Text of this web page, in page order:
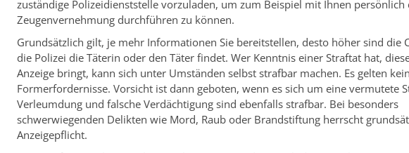
zuständige Polizeidienststelle vorzuladen, um zum Beispiel mit Ihnen persönlich
Zeugenvernehmung durchführen zu können.
Grundsätzlich gilt, je mehr Informationen Sie bereitstellen, desto höher sind die
die Polizei die Täterin oder den Täter findet. Wer Kenntnis einer Straftat hat,
Anzeige bringt, kann sich unter Umständen selbst strafbar machen. Es gelten
Formerfordernisse. Vorsicht ist dann geboten, wenn es sich um eine vermutete
Verleumdung und falsche Verdächtigung sind ebenfalls strafbar. Bei besonders
schwerwiegenden Delikten wie Mord, Raub oder Brandstiftung herrscht
Anzeigepflicht.